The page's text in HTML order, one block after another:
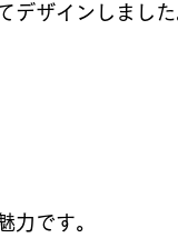
デザインしまし
力です。